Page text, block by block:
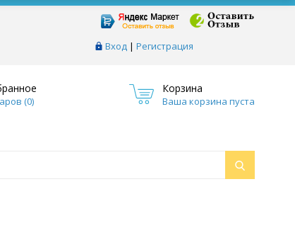
Вход | Регистрация
(0)
Корзина
Ваша корзина пуста